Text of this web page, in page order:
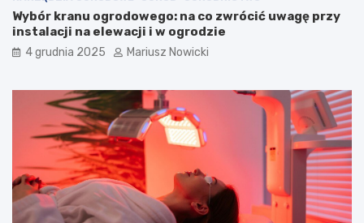
Wybór kranu ogrodowego: na co zwrócić uwagę przy
instalacji na elewacji i w ogrodzie
4 grudnia 2025 Mariusz Nowicki